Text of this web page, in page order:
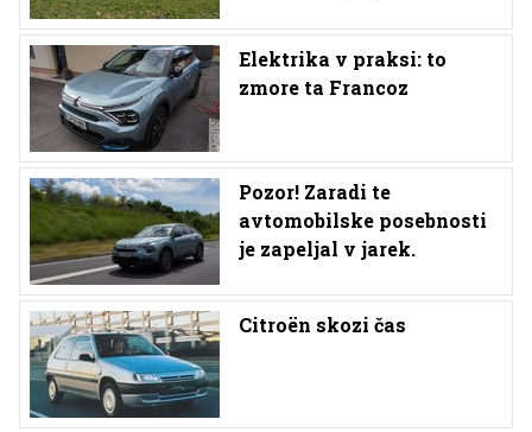
Elektrika v praksi: to
zmore ta Francoz
Pozor! Zaradi te
avtomobilske posebnosti
je zapeljal v jarek.
Citroën skozi čas